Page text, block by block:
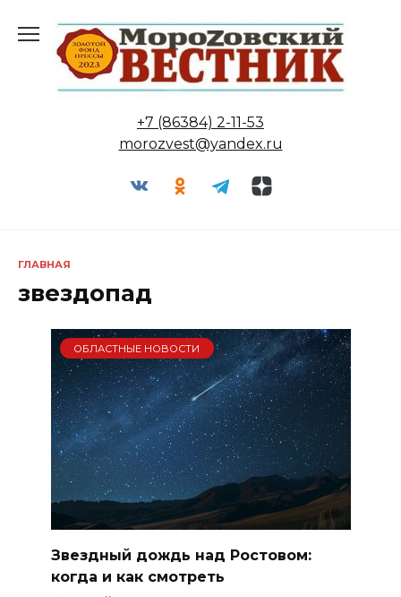
содержанию
+7 (86384) 2-11-53
morozvest@yandex.ru
ГЛАВНАЯ
звездопад
ОБЛАСТНЫЕ НОВОСТИ
Звездный дождь над Ростовом:
когда и как смотреть